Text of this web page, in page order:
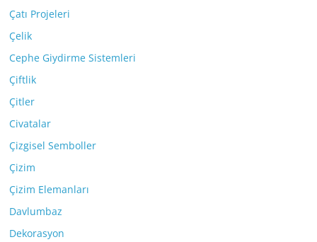
Çatı Projeleri
Çelik
Cephe Giydirme Sistemleri
Çiftlik
Çitler
Civatalar
Çizgisel Semboller
Çizim
Çizim Elemanları
Davlumbaz
Dekorasyon